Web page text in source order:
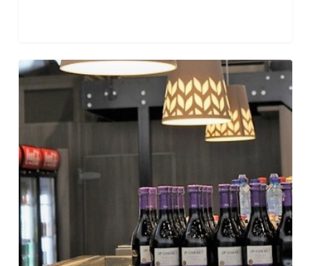
Travelicious
Gate